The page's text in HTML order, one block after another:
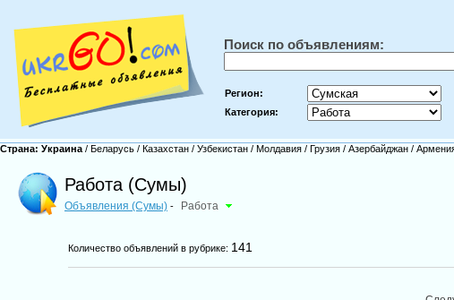
Поиск по объявлениям:
Регион:
Категория:
Страна: Украина / Беларусь / Казахстан / Узбекистан / Молдавия / Грузия / Азербайджан /
Работа (Сумы)
Объявления (Сумы) - Работа
Количество объявлений в рубрике: 141